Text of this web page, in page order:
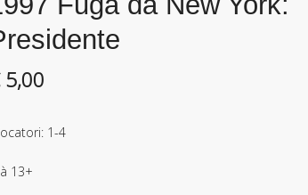
5,00
1-4
13+